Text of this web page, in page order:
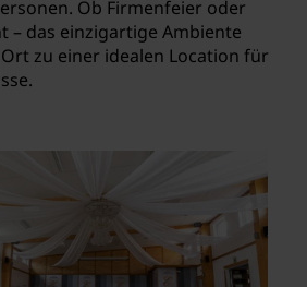
Ob Firmenfeier oder
– das einzigartige Ambiente
zu einer idealen Location für